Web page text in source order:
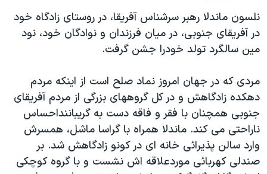
صفحه
اصلی
جهش
به
جستجو
ورزشی
گزیده‌ها
ویژه برنامه‌ها
ویدیوها
فرهنگ و زندگی
حقوق شهروندی
اقتصادی
صفحه‌های ویژه
جام جهانی ۲۰۲۶
عملیات خشم حماسی
۲۵۰سالگی آمریکا
بایگانی برنامه‌های تلویزیونی
مستندها
انتخابات ریاست جمهوری آمریکا ۲۰۲۴
حمله جمهوری اسلامی به اسرائیل
فرکانس‌های صدای آمریکا
پخش رادیویی
یادگیری زبان انگلیسی
دنبال کنید
نلسون ماندلا رهبر سرشناس آفريقا، در روستای زادگاه خود
در آفريقای جنوبی، در میان فرزندان و نوادگان خود، نود
مین سالگرد تولد خودرا جشن گرفت.
مردی که در جهان امروز نماد صلح است از اینکه مردم
دهکده زادگاهش و در کل گروههای بزرگی از مردم آفريقای
جنوبی همچنان با فقر و فاقه دست به گریباننداحساس
ناراحتی می کند. ماندلا همراه با گراسا ماشل، همسرش
وارد سالن پذیرائی خانه ای در کونو زادگاهش شد. بر
صندلی کهربائی موردعلاقه اش نشست و با گروه کوچکی